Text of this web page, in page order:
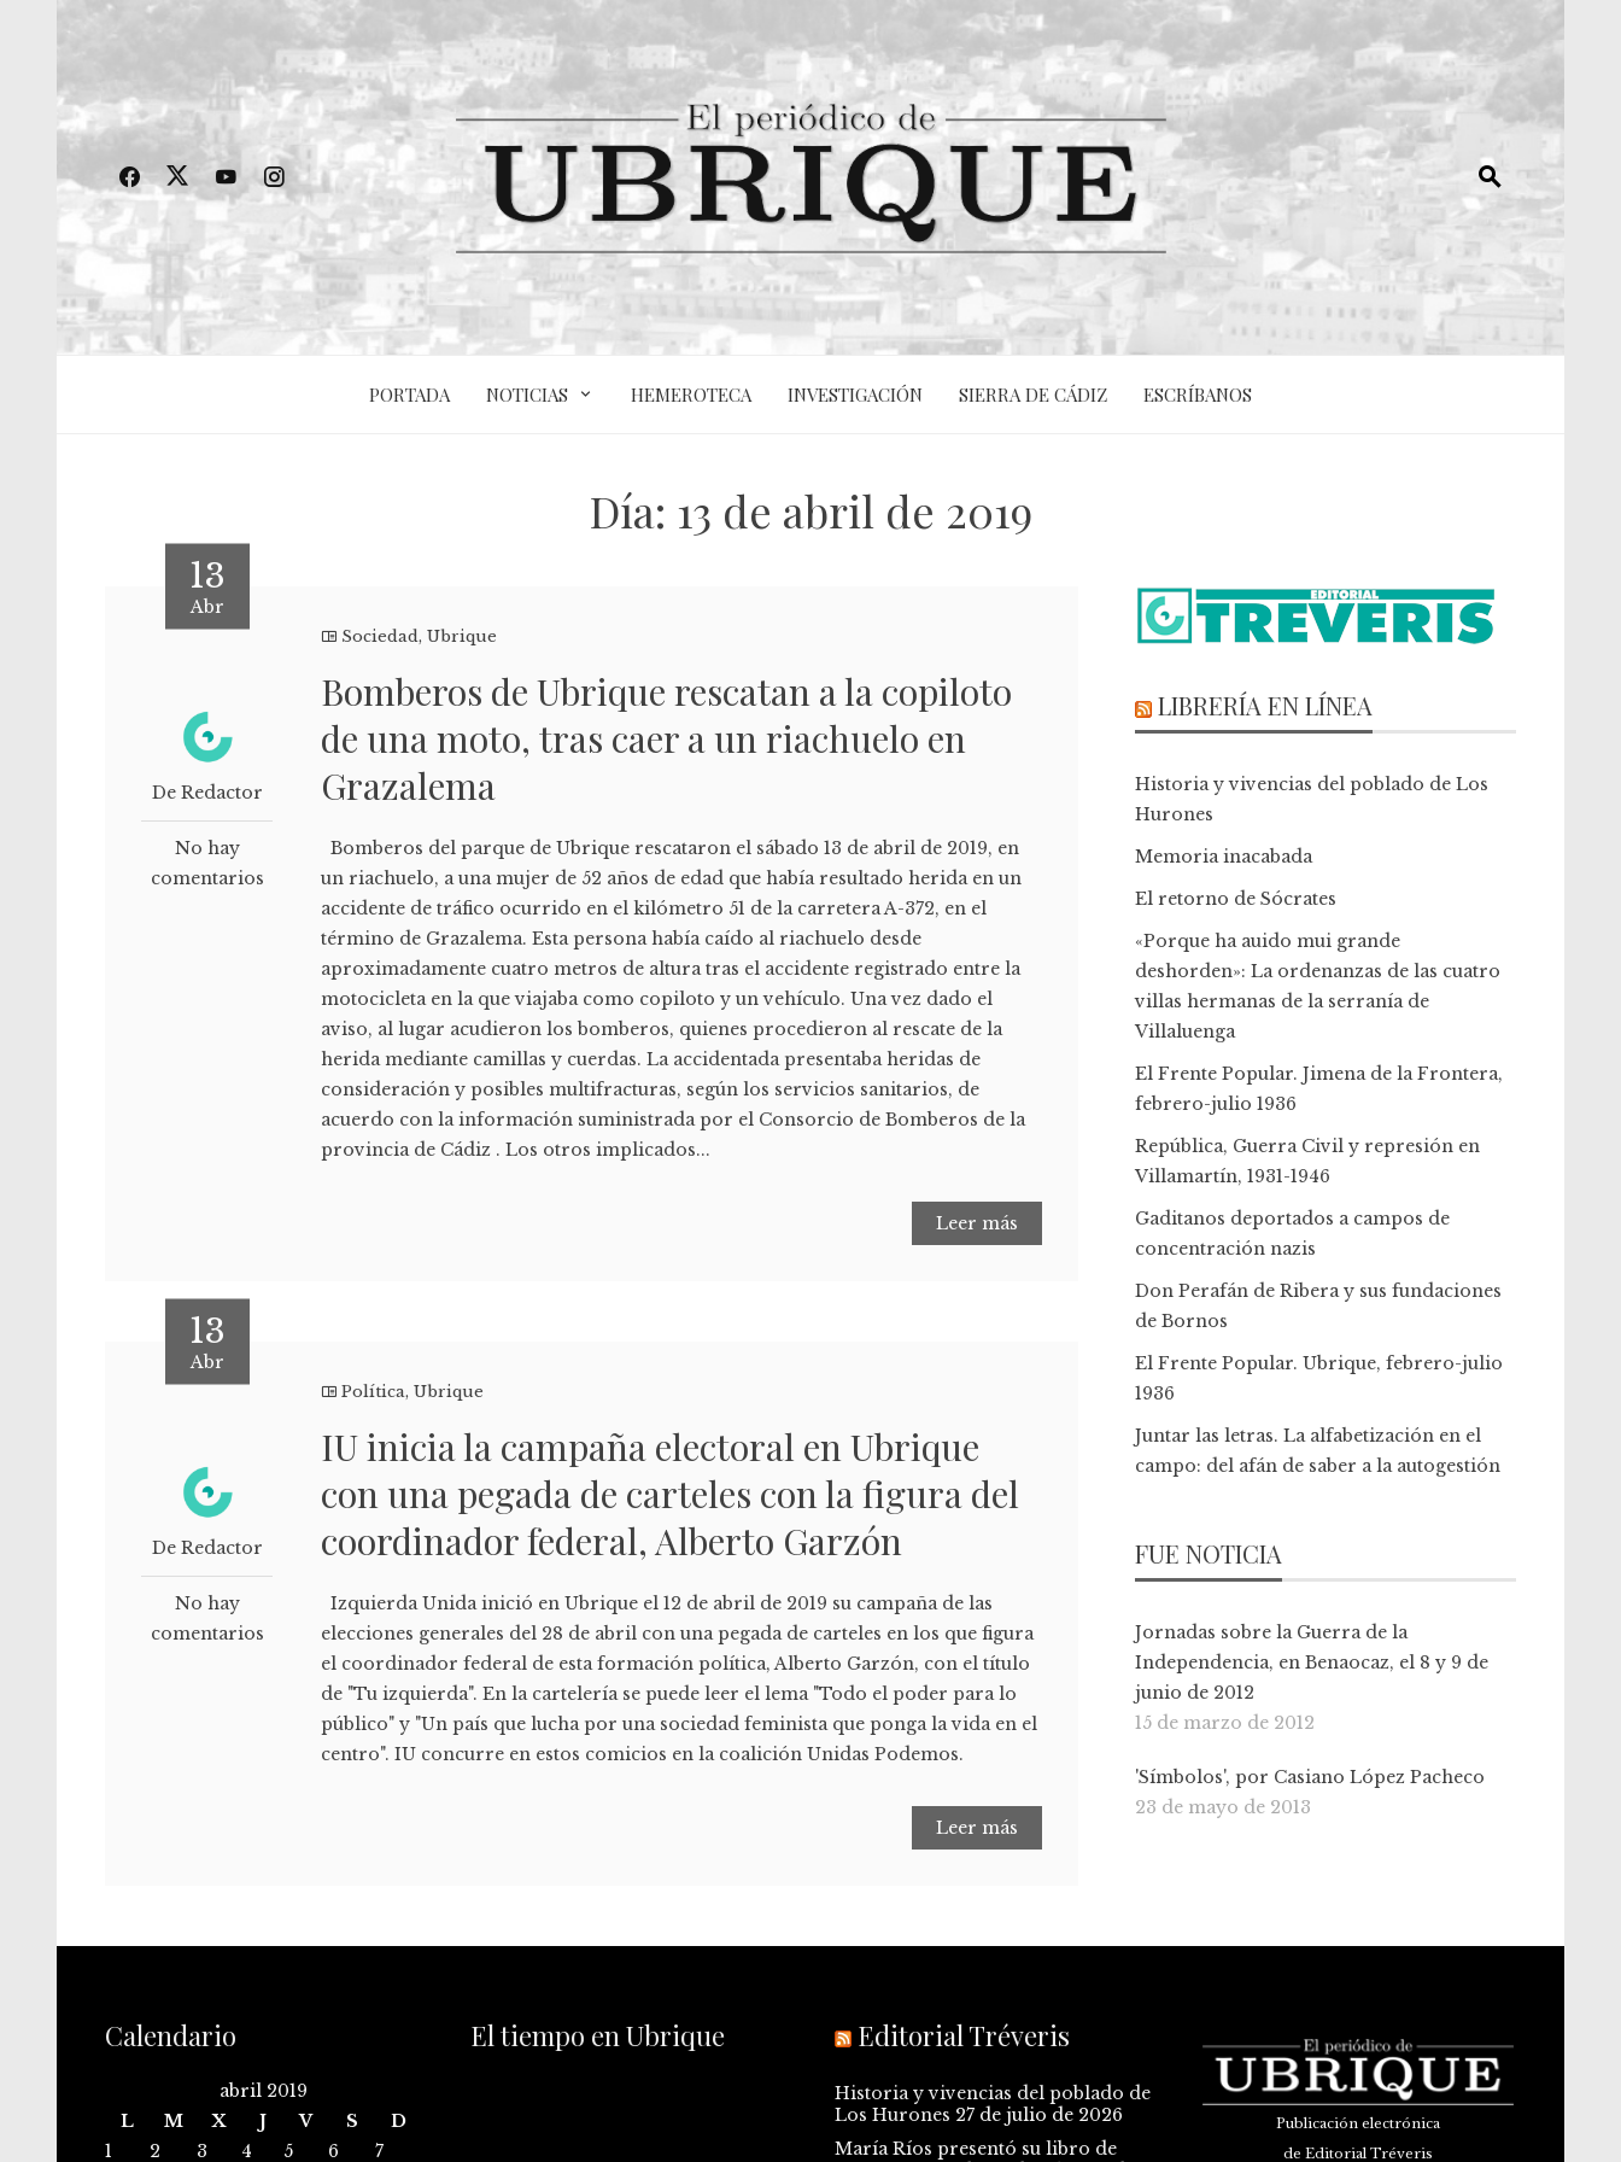
PORTADA NOTICIAS HEMEROTECA INVESTIGACIÓN SIERRA DE CÁDIZ ESCRÍBANOS
Día: 13 de abril de 2019
13
Abr
De Redactor
No hay
comentarios
Sociedad,Ubrique
Bomberos de Ubrique rescatan a la copiloto
de una moto, tras caer a un riachuelo en
Grazalema
Bomberos del parque de Ubrique rescataron el sábado 13 de abril de 2019, en
un riachuelo, a una mujer de 52 años de edad que había resultado herida en un
accidente de tráfico ocurrido en el kilómetro 51 de la carretera A-372, en el
término de Grazalema. Esta persona había caído al riachuelo desde
aproximadamente cuatro metros de altura tras el accidente registrado entre la
motocicleta en la que viajaba como copiloto y un vehículo. Una vez dado el
aviso, al lugar acudieron los bomberos, quienes procedieron al rescate de la
herida mediante camillas y cuerdas. La accidentada presentaba heridas de
consideración y posibles multifracturas, según los servicios sanitarios, de
acuerdo con la información suministrada por el Consorcio de Bomberos de la
provincia de Cádiz . Los otros implicados...
Leer más
13
Abr
De Redactor
No hay
comentarios
Política,Ubrique
IU inicia la campaña electoral en Ubrique
con una pegada de carteles con la figura del
coordinador federal, Alberto Garzón
Izquierda Unida inició en Ubrique el 12 de abril de 2019 su campaña de las
elecciones generales del 28 de abril con una pegada de carteles en los que figura
el coordinador federal de esta formación política, Alberto Garzón, con el título
de "Tu izquierda". En la cartelería se puede leer el lema "Todo el poder para lo
público" y "Un país que lucha por una sociedad feminista que ponga la vida en el
centro". IU concurre en estos comicios en la coalición Unidas Podemos.
Leer más
LIBRERÍA EN LÍNEA
Historia y vivencias del poblado de Los
Hurones
Memoria inacabada
El retorno de Sócrates
«Porque ha auido mui grande
deshorden»: La ordenanzas de las cuatro
villas hermanas de la serranía de
Villaluenga
El Frente Popular. Jimena de la Frontera,
febrero-julio 1936
República, Guerra Civil y represión en
Villamartín, 1931-1946
Gaditanos deportados a campos de
concentración nazis
Don Perafán de Ribera y sus fundaciones
de Bornos
El Frente Popular. Ubrique, febrero-julio
1936
Juntar las letras. La alfabetización en el
campo: del afán de saber a la autogestión
FUE NOTICIA
Jornadas sobre la Guerra de la
Independencia, en Benaocaz, el 8 y 9 de
junio de 2012
15 de marzo de 2012
'Símbolos', por Casiano López Pacheco
23 de mayo de 2013
Calendario
abril 2019
L
M X J V S
D
1
2 3 4 5 6 7
El tiempo en Ubrique Editorial Tréveris
Historia y vivencias del poblado de
Los Hurones 27 de julio de 2026
María Ríos presentó su libro de
Publicación electrónica
de Editorial Tréveris